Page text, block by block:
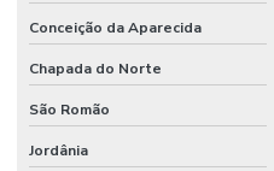
Conceição da Aparecida
Chapada do Norte
São Romão
Jordânia